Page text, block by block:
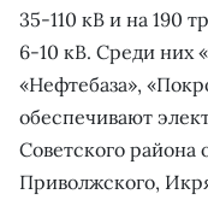
35-110 кВ и на 190
6-10 кВ. Среди них
«Нефтебаза»,
обеспечивают
Советского района
Приволжского,